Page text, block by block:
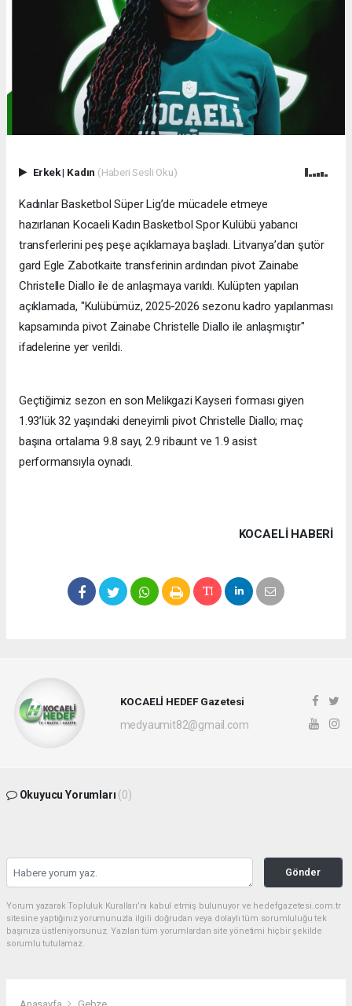
Erkek| Kadın (Haberi Sesli Oku)
Kadınlar Basketbol Süper Lig’de mücadele etmeye
hazırlanan Kocaeli Kadın Basketbol Spor Kulübü yabancı
transferlerini peş peşe açıklamaya başladı. Litvanya’dan şutör
gard Egle Zabotkaite transferinin ardından pivot Zainabe
Christelle Diallo ile de anlaşmaya varıldı. Kulüpten yapılan
açıklamada, "Kulübümüz, 2025-2026 sezonu kadro yapılanması
kapsamında pivot Zainabe Christelle Diallo ile anlaşmıştır"
ifadelerine yer verildi.
Geçtiğimiz sezon en son Melikgazi Kayseri forması giyen
1.93’lük 32 yaşındaki deneyimli pivot Christelle Diallo; maç
başına ortalama 9.8 sayı, 2.9 ribaunt ve 1.9 asist
performansıyla oynadı.
KOCAELI HABERİ
KOCAELİ HEDEF Gazetesi
medyaumit82@gmail.com
Okuyucu Yorumları (0)
Gönder
Yorum yazarak Topluluk Kuralları’nı kabul etmiş bulunuyor ve hedefgazetesi.com.tr
sitesine yaptığınız yorumunuzla ilgili doğrudan veya dolaylı tüm sorumluluğu tek
başınıza üstleniyorsunuz. Yazılan tüm yorumlardan site yönetimi hiçbir şekilde
sorumlu tutulamaz.